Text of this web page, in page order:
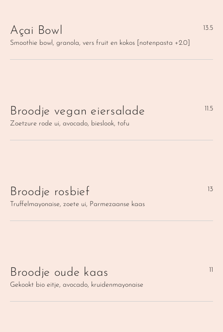
Açai Bowl
Smoothie bowl, granola, vers fruit en kokos [notenpasta +2.0]
13.5
Broodje vegan eiersalade
Zoetzure rode ui, avocado, bieslook, tofu
11.5
Broodje rosbief
Truffelmayonaise, zoete ui, Parmezaanse kaas
13
Broodje oude kaas
Gekookt bio eitje, avocado, kruidenmayonaise
11